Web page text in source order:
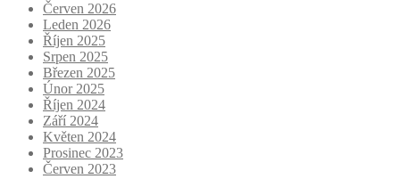
Červen 2026
Leden 2026
Říjen 2025
Srpen 2025
Březen 2025
Únor 2025
Říjen 2024
Září 2024
Květen 2024
Prosinec 2023
Červen 2023